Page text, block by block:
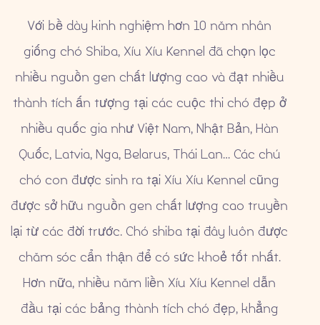
Chó con có sẵn
Giới thiệu về chó Shiba Inu
Blog
Thành Tích
Với bề dày kinh nghiệm hơn 10 năm nhân
giống chó Shiba, Xíu Xíu Kennel đã chọn lọc
nhiều nguồn gen chất lượng cao và đạt nhiều
thành tích ấn tượng tại các cuộc thi chó đẹp ở
nhiều quốc gia như Việt Nam, Nhật Bản, Hàn
Quốc, Latvia, Nga, Belarus, Thái Lan… Các chú
chó con được sinh ra tại Xíu Xíu Kennel cũng
được sở hữu nguồn gen chất lượng cao truyền
lại từ các đời trước. Chó shiba tại đây luôn được
chăm sóc cẩn thận để có sức khoẻ tốt nhất.
Hơn nữa, nhiều năm liền Xíu Xíu Kennel dẫn
đầu tại các bảng thành tích chó đẹp, khẳng